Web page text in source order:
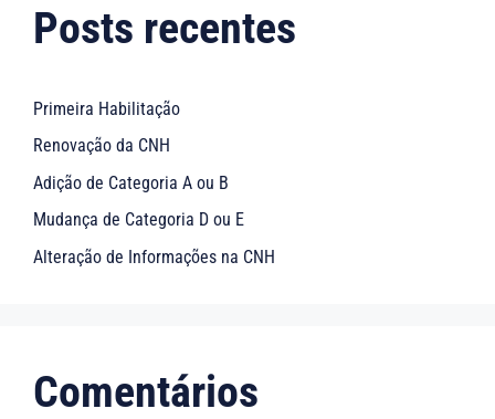
Posts recentes
Primeira Habilitação
Renovação da CNH
Adição de Categoria A ou B
Mudança de Categoria D ou E
Alteração de Informações na CNH
Comentários